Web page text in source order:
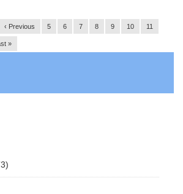
‹ Previous 5 6 7 8 9 10 11
»